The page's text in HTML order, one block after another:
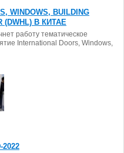
WINDOWS, BUILDING
(DWHL) В КИТАЕ
работу тематическое
International Doors, Windows,